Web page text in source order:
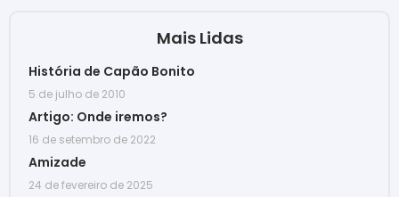
Mais Lidas
História de Capão Bonito
5 de julho de 2010
Artigo: Onde iremos?
16 de setembro de 2022
Amizade
24 de fevereiro de 2025